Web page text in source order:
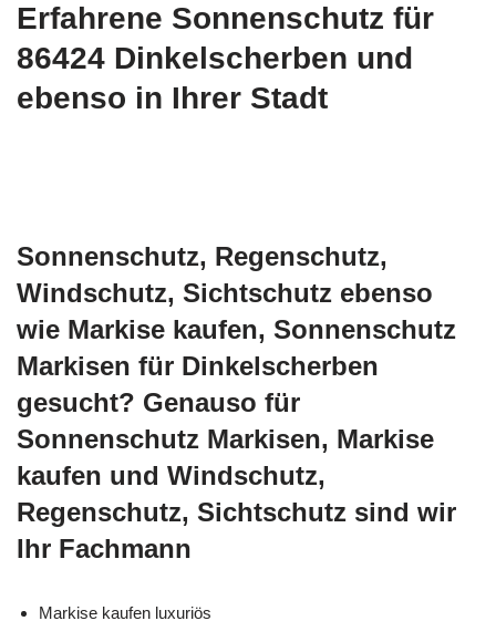
Erfahrene Sonnenschutz für
86424 Dinkelscherben und
ebenso in Ihrer Stadt
Sonnenschutz, Regenschutz,
Windschutz, Sichtschutz ebenso
wie Markise kaufen, Sonnenschutz
Markisen für Dinkelscherben
gesucht? Genauso für
Sonnenschutz Markisen, Markise
kaufen und Windschutz,
Regenschutz, Sichtschutz sind wir
Ihr Fachmann
Markise kaufen luxuriös